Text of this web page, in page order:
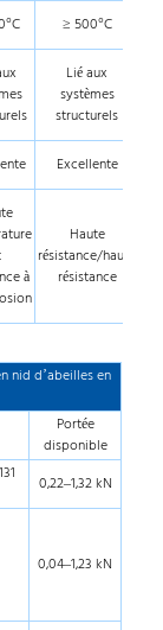
≥ 500°C
Lié aux
systèmes
structurels
Excellente
à
Haute
résistance/haute
résistance
nid d’abeilles en
Portée
disponible
0,22–1,32 kN
0,04–1,23 kN